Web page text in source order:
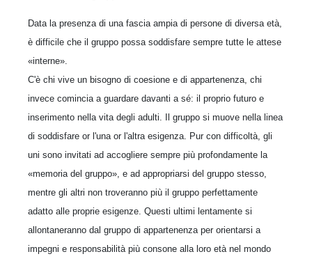
Data la presenza di una fascia ampia di persone di diversa età,
è difficile che il gruppo possa soddisfare sempre tutte le attese
«interne».
C'è chi vive un bisogno di coesione e di appartenenza, chi
invece comincia a guardare davanti a sé: il proprio futuro e
inserimento nella vita degli adulti. Il gruppo si muove nella linea
di soddisfare or l'una or l'altra esigenza. Pur con difficoltà, gli
uni sono invitati ad accogliere sempre più profondamente la
«memoria del gruppo», e ad appropriarsi del gruppo stesso,
mentre gli altri non troveranno più il gruppo perfettamente
adatto alle proprie esigenze. Questi ultimi lentamente si
allontaneranno dal gruppo di appartenenza per orientarsi a
impegni e responsabilità più consone alla loro età nel mondo